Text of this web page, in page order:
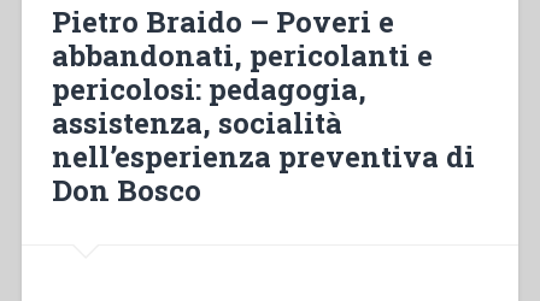
Pietro Braido – Poveri e
abbandonati, pericolanti e
pericolosi: pedagogia,
assistenza, socialità
nell’esperienza preventiva di
Don Bosco